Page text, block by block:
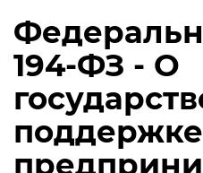
194-ФЗ - О
поддержке